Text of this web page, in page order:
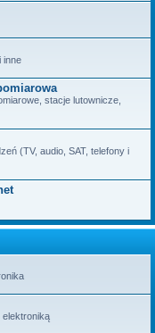
inne
stacje lutownicze,
(TV, audio, SAT, telefony i